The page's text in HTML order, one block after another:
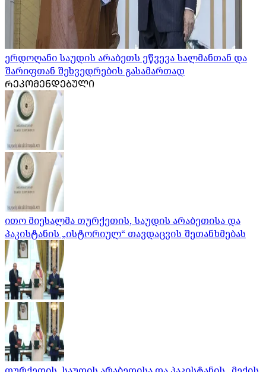
ერდოღანი საუდის არაბეთს ეწვევა სალმანთან და
შარიფთან შეხვედრების გასამართად
ᲠᲔᲙᲝᲛᲔᲜᲓᲔᲑᲣᲚᲘ
ითო მიესალმა თურქეთის, საუდის არაბეთისა და
პაკისტანის „ისტორიულ“ თავდაცვის შეთანხმებას